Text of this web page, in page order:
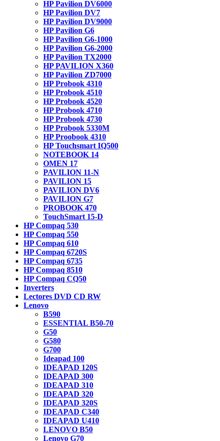
HP Pavilion DV6000
HP Pavilion DV7
HP Pavilion DV9000
HP Pavilion G6
HP Pavilion G6-1000
HP Pavilion G6-2000
HP Pavilion TX2000
HP PAVILION X360
HP Pavilion ZD7000
HP Probook 4310
HP Probook 4510
HP Probook 4520
HP Probook 4710
HP Probook 4730
HP Probook 5330M
HP Proobook 4310
HP Touchsmart IQ500
NOTEBOOK 14
OMEN 17
PAVILION 11-N
PAVILION 15
PAVILION DV6
PAVILION G7
PROBOOK 470
TouchSmart 15-D
HP Compaq 530
HP Compaq 550
HP Compaq 610
HP Compaq 6720S
HP Compaq 6735
HP Compaq 8510
HP Compaq CQ50
Inverters
Lectores DVD CD RW
Lenovo
B590
ESSENTIAL B50-70
G50
G580
G700
Ideapad 100
IDEAPAD 120S
IDEAPAD 300
IDEAPAD 310
IDEAPAD 320
IDEAPAD 320S
IDEAPAD C340
IDEAPAD U410
LENOVO B50
Lenovo G70